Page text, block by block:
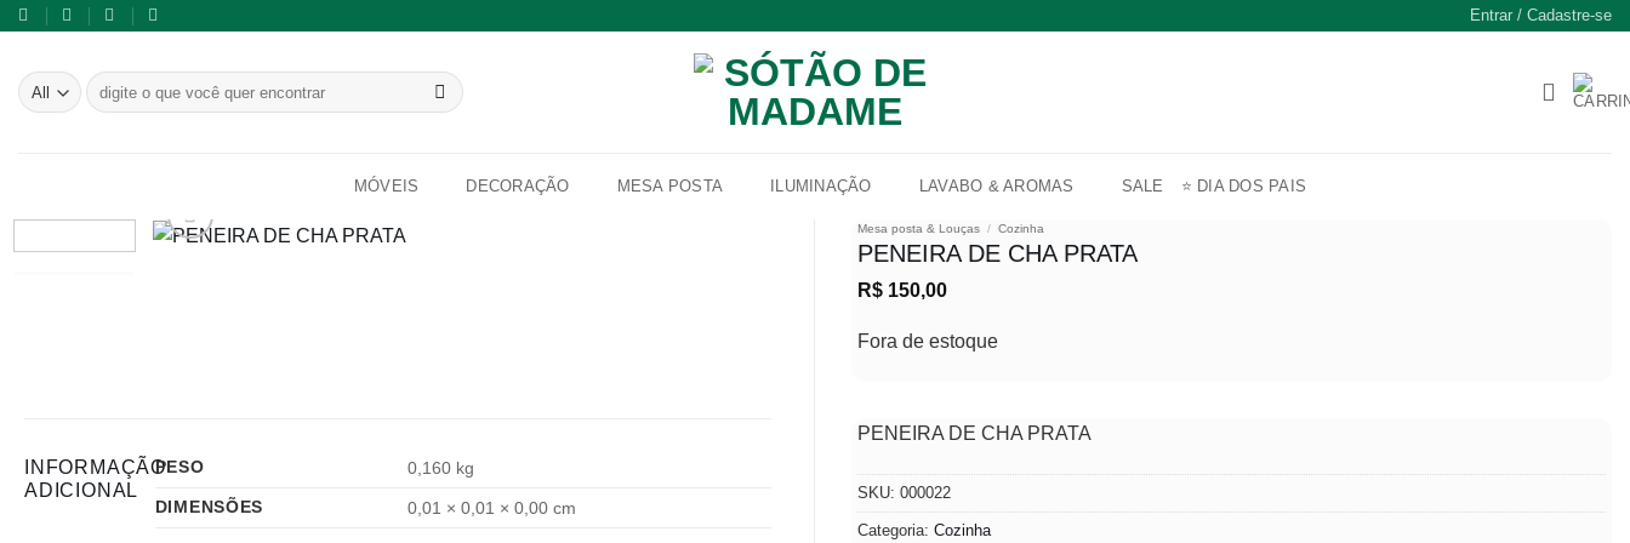
Skip
content
Entrar / Cadastre-se
Pesquisar
por:
MÓVEIS DECORAÇÃO MESA POSTA ILUMINAÇÃO LAVABO & AROMAS SALE ⭐ DIA DOS PAIS
Mesa posta & Louças / Cozinha
PENEIRA DE CHA PRATA
R$ 150,00
Fora de estoque
INFORMAÇÃO
ADICIONAL
PESO
0,160 kg
DIMENSÕES
0,01 × 0,01 × 0,00 cm
PENEIRA DE CHA PRATA
SKU: 000022
Categoria: Cozinha